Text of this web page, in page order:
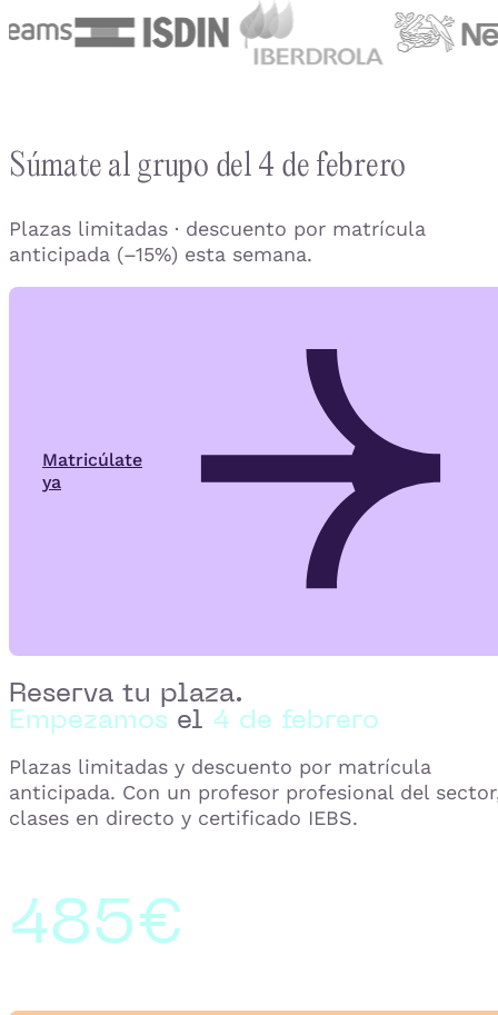
Súmate al grupo del 4 de febrero
Plazas limitadas · descuento por matrícula
anticipada (–15%) esta semana.
Matricúlate
ya
Reserva tu plaza.
Empezamos el 4 de febrero
Plazas limitadas y descuento por matrícula
anticipada. Con un profesor profesional del
clases en directo y certificado IEBS.
485€